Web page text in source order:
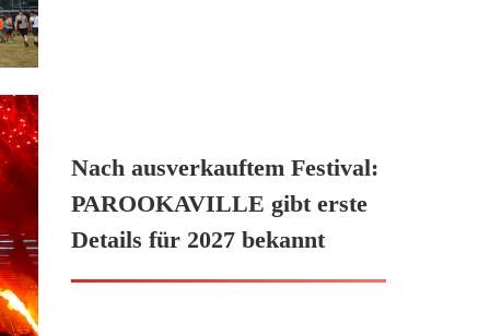
Nach ausverkauftem Festival:
PAROOKAVILLE gibt erste
Details für 2027 bekannt